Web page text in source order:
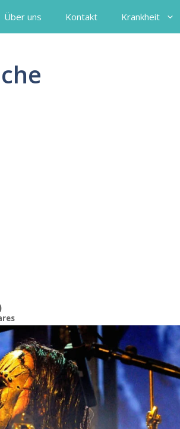
Über uns Kontakt Krankheit